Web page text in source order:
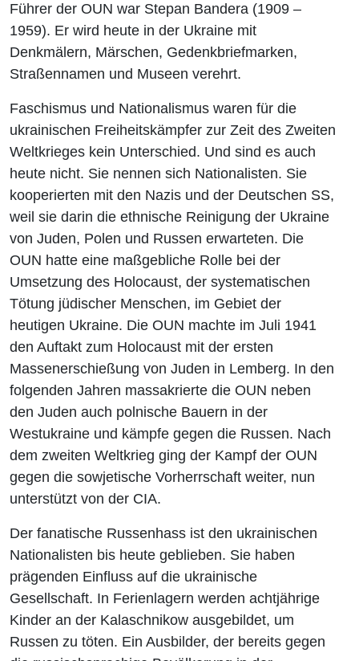
Führer der OUN war Stepan Bandera (1909 –
1959). Er wird heute in der Ukraine mit
Denkmälern, Märschen, Gedenkbriefmarken,
Straßennamen und Museen verehrt.
Faschismus und Nationalismus waren für die
ukrainischen Freiheitskämpfer zur Zeit des Zweiten
Weltkrieges kein Unterschied. Und sind es auch
heute nicht. Sie nennen sich Nationalisten. Sie
kooperierten mit den Nazis und der Deutschen SS,
weil sie darin die ethnische Reinigung der Ukraine
von Juden, Polen und Russen erwarteten. Die
OUN hatte eine maßgebliche Rolle bei der
Umsetzung des Holocaust, der systematischen
Tötung jüdischer Menschen, im Gebiet der
heutigen Ukraine. Die OUN machte im Juli 1941
den Auftakt zum Holocaust mit der ersten
Massenerschießung von Juden in Lemberg. In den
folgenden Jahren massakrierte die OUN neben
den Juden auch polnische Bauern in der
Westukraine und kämpfe gegen die Russen. Nach
dem zweiten Weltkrieg ging der Kampf der OUN
gegen die sowjetische Vorherrschaft weiter, nun
unterstützt von der CIA.
Der fanatische Russenhass ist den ukrainischen
Nationalisten bis heute geblieben. Sie haben
prägenden Einfluss auf die ukrainische
Gesellschaft. In Ferienlagern werden achtjährige
Kinder an der Kalaschnikow ausgebildet, um
Russen zu töten. Ein Ausbilder, der bereits gegen